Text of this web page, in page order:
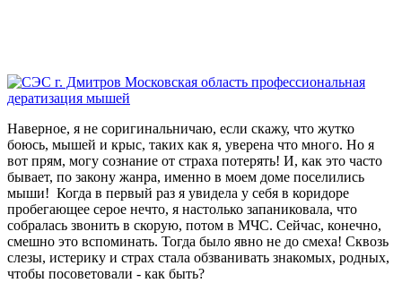
Наверное, я не соригинальничаю, если скажу, что жутко
боюсь, мышей и крыс, таких как я, уверена что много. Но я
вот прям, могу сознание от страха потерять! И, как это часто
бывает, по закону жанра, именно в моем доме поселились
мыши! Когда в первый раз я увидела у себя в коридоре
пробегающее серое нечто, я настолько запаниковала, что
собралась звонить в скорую, потом в МЧС. Сейчас, конечно,
смешно это вспоминать. Тогда было явно не до смеха! Сквозь
слезы, истерику и страх стала обзванивать знакомых, родных,
чтобы посоветовали - как быть?